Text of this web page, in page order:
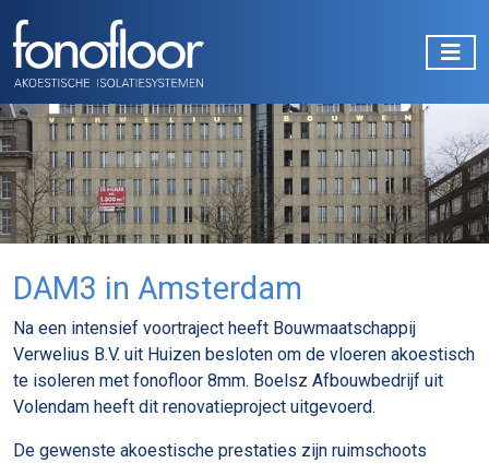
DAM3 in Amsterdam
Na een intensief voortraject heeft Bouwmaatschappij
Verwelius B.V. uit Huizen besloten om de vloeren akoestisch
te isoleren met fonofloor 8mm. Boelsz Afbouwbedrijf uit
Volendam heeft dit renovatieproject uitgevoerd.
De gewenste akoestische prestaties zijn ruimschoots